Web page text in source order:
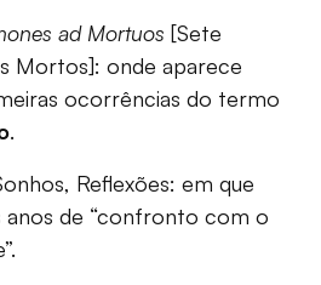
ad Mortuos [Sete
Mortos]: onde aparece
ocorrências do termo
.
Reflexões: em que
anos de “confronto com o